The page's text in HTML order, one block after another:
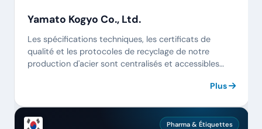
Yamato Kogyo Co., Ltd.
Les spécifications techniques, les certificats de
qualité et les protocoles de recyclage de notre
production d'acier sont centralisés et accessibles
Plus
Pharma & Étiquettes